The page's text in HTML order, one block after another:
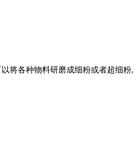
将各种物料研磨成细粉或者超细粉,